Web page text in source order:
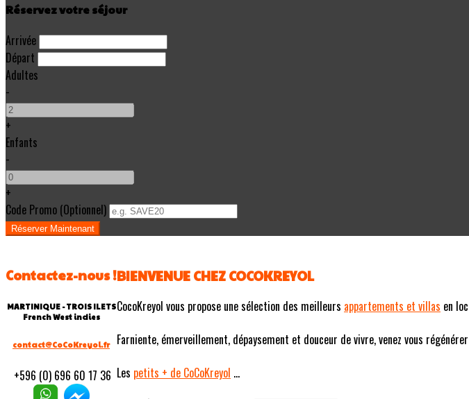
Réservez votre séjour
Arrivée
Départ
Adultes
-
+
Enfants
-
+
Code Promo (Optionnel)
Contactez-nous !
MARTINIQUE - TROIS ILETS
French West indies
contact@CoCoKreyol.fr
+596 (0) 696 60 17 36
BIENVENUE CHEZ COCOKREYOL
CocoKreyol vous propose une sélection des meilleurs appartements et villas en
Farniente, émerveillement, dépaysement et douceur de vivre, venez vous
Les petits + de CoCoKreyol ...